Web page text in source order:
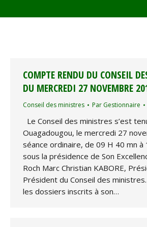
COMPTE RENDU DU CONSEIL
DU MERCREDI 27 NOVEMBRE
Conseil des ministres Par Gestionnaire
Le Conseil des ministres s’est
Ouagadougou, le mercredi 27
séance ordinaire, de 09 H 40 mn à
sous la présidence de Son
Roch Marc Christian KABORE,
Président du Conseil des
les dossiers inscrits à son…